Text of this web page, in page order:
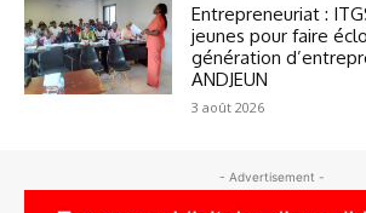
Entrepreneuriat :
jeunes pour faire
génération
ANDJEUN
3 août 2026
- Advertisement -